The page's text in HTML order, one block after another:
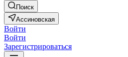
Поиск
Ассиновская
Войти
Войти
Зарегистрироваться